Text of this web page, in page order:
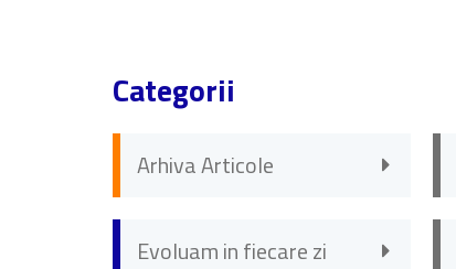
Categorii
Arhiva Articole
Evoluam in fiecare zi